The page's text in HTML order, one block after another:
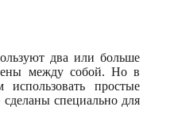
два или больше
между собой. Но в
простые
специально для